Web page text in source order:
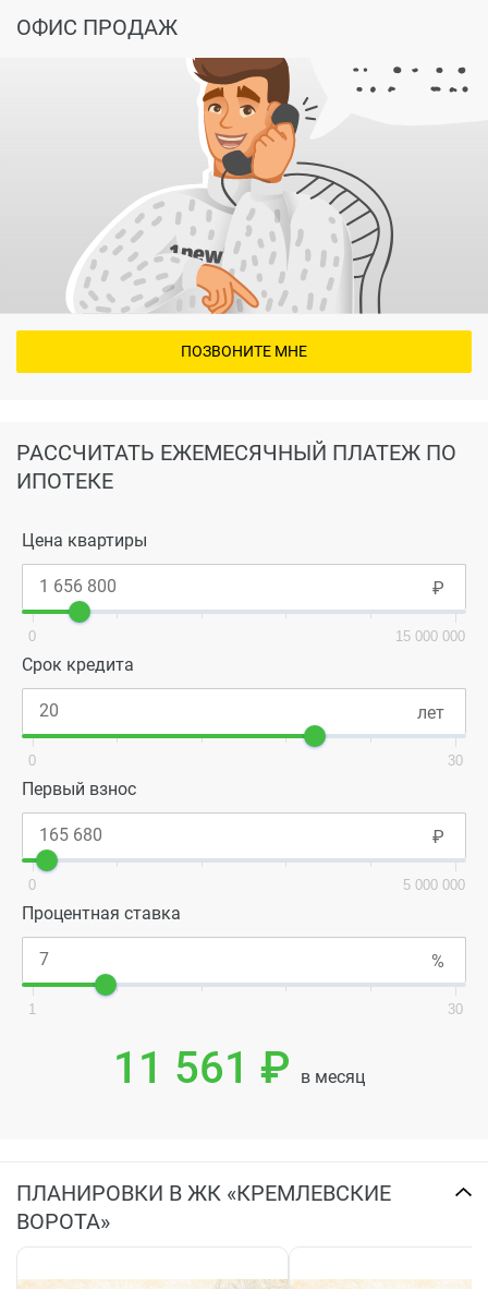
РАССЧИТАТЬ ЕЖЕМЕСЯЧНЫЙ ПЛАТЕЖ ПО
ИПОТЕКЕ
Цена квартиры
0 15 000 000
Срок кредита
0 30
Первый взнос
0 5 000 000
Процентная ставка
1 30
11 561 ₽ в месяц
ПЛАНИРОВКИ В ЖК «КРЕМЛЕВСКИЕ
ВОРОТА»
ОФИС ПРОДАЖ
ПОЗВОНИТЕ МНЕ